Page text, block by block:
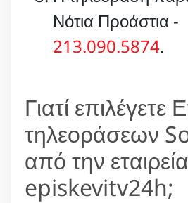
Νότια Προάστια -
213.090.5874.
Γιατί επιλέγετε
τηλεοράσεων
από την εταιρεία
episkevitv24h;